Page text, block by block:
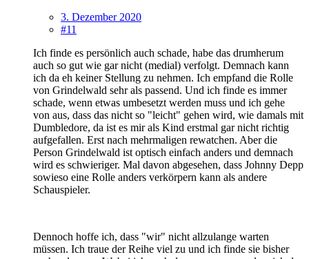
3. Dezember 2020
#11
Ich finde es persönlich auch schade, habe das drumherum
auch so gut wie gar nicht (medial) verfolgt. Demnach kann
ich da eh keiner Stellung zu nehmen. Ich empfand die Rolle
von Grindelwald sehr als passend. Und ich finde es immer
schade, wenn etwas umbesetzt werden muss und ich gehe
von aus, dass das nicht so "leicht" gehen wird, wie damals mit
Dumbledore, da ist es mir als Kind erstmal gar nicht richtig
aufgefallen. Erst nach mehrmaligen rewatchen. Aber die
Person Grindelwald ist optisch einfach anders und demnach
wird es schwieriger. Mal davon abgesehen, dass Johnny Depp
sowieso eine Rolle anders verkörpern kann als andere
Schauspieler.
Dennoch hoffe ich, dass "wir" nicht allzulange warten
müssen. Ich traue der Reihe viel zu und ich finde sie bisher